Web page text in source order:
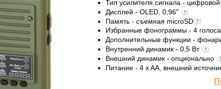
Тип усилителя сигнала -
Дисплей - OLED, 0,96"
Память - съемная microSD
Избранные фонограммы - 4
Дополнительные функции -
Внутренний динамик - 0,5 Вт
Внешний динамик - опционально
Питание - 4 x AА, внешний